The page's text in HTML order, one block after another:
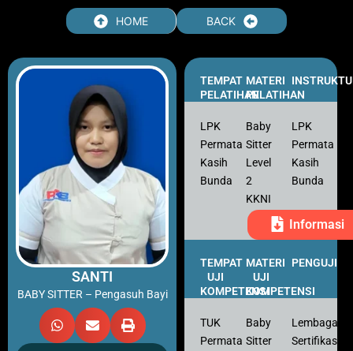
HOME BACK
SANTI
BABY SITTER – Pengasuh Bayi
TEMPAT
PELATIHAN
MATERI
PELATIHAN
LPK
Permata
Kasih
Bunda
Baby
Sitter
Level
2
KKNI
LPK
Permata
Kasih
Bunda
Informasi
TEMPAT
UJI
KOMPETENSI
MATERI
UJI
KOMPETENSI
PENGUJI
TUK
Permata
Baby
Sitter
Lembaga
Sertifikasi